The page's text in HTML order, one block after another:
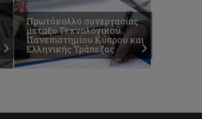
Πρωτόκολλο συνεργασίας
μεταξύ Τεχνολογικού
Πανεπιστημίου Κύπρου και
Ελληνικής Τράπεζας